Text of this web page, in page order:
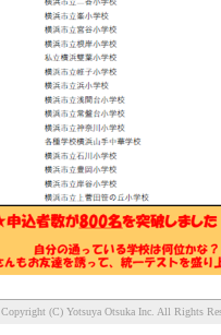
Copyright (C) Yotsuya Otsuka Inc. All Rights